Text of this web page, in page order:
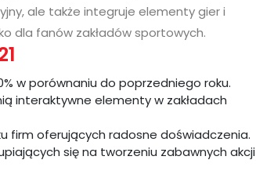
ale także integruje elementy gier i
dla fanów zakładów sportowych.
w porównaniu do poprzedniego roku.
interaktywne elementy w zakładach
firm oferujących radosne doświadczenia.
się na tworzeniu zabawnych akcji